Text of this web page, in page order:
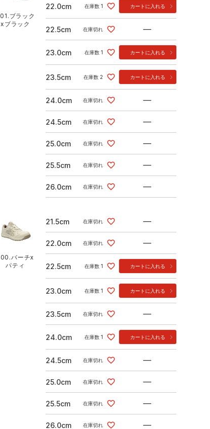
ブラック
xブラック
22.0cm 在庫数 1 カートに入れる
22.5cm 在庫切れ —
23.0cm 在庫数 1 カートに入れる
23.5cm 在庫数 2 カートに入れる
24.0cm 在庫切れ —
24.5cm 在庫切れ —
25.0cm 在庫切れ —
25.5cm 在庫切れ —
26.0cm 在庫切れ —
バーチx
パティ
21.5cm 在庫切れ —
22.0cm 在庫切れ —
22.5cm 在庫数 1 カートに入れる
23.0cm 在庫数 1 カートに入れる
23.5cm 在庫切れ —
24.0cm 在庫数 1 カートに入れる
24.5cm 在庫切れ —
25.0cm 在庫切れ —
25.5cm 在庫切れ —
26.0cm 在庫切れ —